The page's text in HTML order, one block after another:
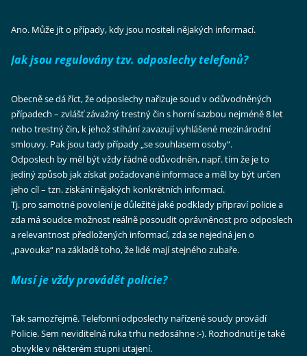
Ano. Může jít o případy, kdy jsou nositeli nějakých informací.
Jak jsou regulovány tzv. odposlechy telefonů?
Obecně se dá říct, že odposlechy nařizuje soud v odůvodněných
případech – zvlášť závažný trestný čin s horní sazbou nejméně 8 let
nebo trestný čin, k jehož stíhání zavazují vyhlášené mezinárodní
smlouvy. Pak jsou tady případy „se souhlasem osoby“.
Odposlech by měl být vždy řádně odůvodněn, např. tím že je to
jediný způsob jak získat požadované informace a měl by být určen
jeho cíl – tzn. získání nějakých konkrétních informací.
Tj. pro samotné povolení je důležité jaké podklady připraví policie a
zda má soudce možnost reálně posoudit oprávněnost pro odposlech
a relevantnost předložených informací, zda se nejedná jen o
„pavouka“ na základě toho, že lidé mají stejného zubaře.
Musí je vždy provádět policie?
Tak samozřejmě. Telefonní odposlechy nařízené soudy provádí
Policie. Sem neviditelná ruka trhu nedosáhne :-). Rozhodnutí je také
obvykle v některém stupni utajení.